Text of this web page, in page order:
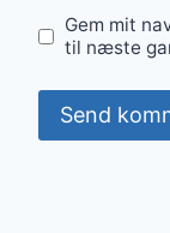
Gem mit
til næste